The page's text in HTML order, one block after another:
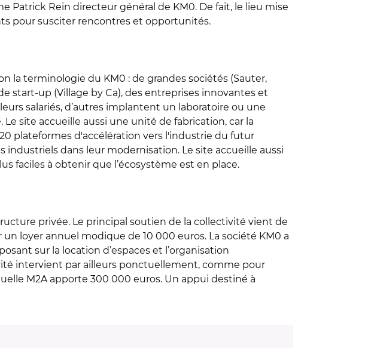
Patrick Rein directeur général de KM0. De fait, le lieu mise
pour susciter rencontres et opportunités.
la terminologie du KM0 : de grandes sociétés (Sauter,
start-up (Village by Ca), des entreprises innovantes et
salariés, d’autres implantent un laboratoire ou une
site accueille aussi une unité de fabrication, car la
plateformes d'accélération vers l'industrie du futur
industriels dans leur modernisation. Le site accueille aussi
faciles à obtenir que l’écosystème est en place.
privée. Le principal soutien de la collectivité vient de
loyer annuel modique de 10 000 euros. La société KM0 a
sur la location d’espaces et l’organisation
intervient par ailleurs ponctuellement, comme pour
M2A apporte 300 000 euros. Un appui destiné à